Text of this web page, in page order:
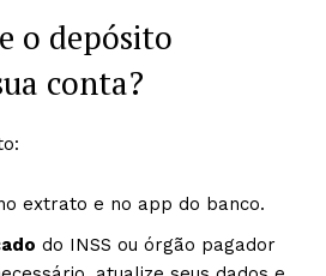
o depósito
conta?
extrato e no app do banco.
do INSS ou órgão pagador